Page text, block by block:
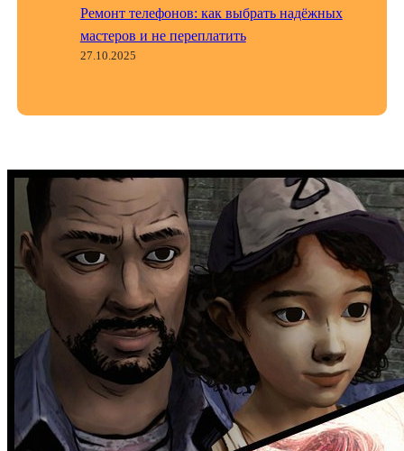
Ремонт телефонов: как выбрать надёжных
мастеров и не переплатить
27.10.2025